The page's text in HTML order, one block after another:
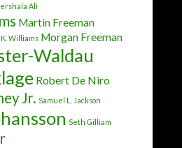
Ali
Martin Freeman
Williams Morgan Freeman
Waldau
Robert De Niro
Jr. Samuel L. Jackson
Seth Gilliam